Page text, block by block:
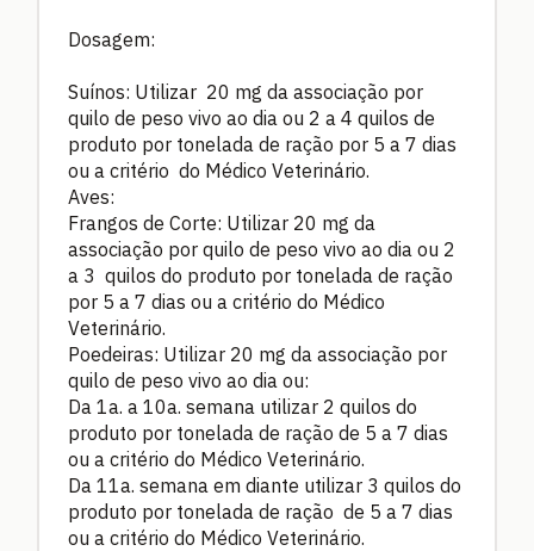
Dosagem:
Suínos: Utilizar 20 mg da associação por
quilo de peso vivo ao dia ou 2 a 4 quilos de
produto por tonelada de ração por 5 a 7 dias
ou a critério do Médico Veterinário.
Aves:
Frangos de Corte: Utilizar 20 mg da
associação por quilo de peso vivo ao dia ou 2
a 3 quilos do produto por tonelada de ração
por 5 a 7 dias ou a critério do Médico
Veterinário.
Poedeiras: Utilizar 20 mg da associação por
quilo de peso vivo ao dia ou:
Da 1a. a 10a. semana utilizar 2 quilos do
produto por tonelada de ração de 5 a 7 dias
ou a critério do Médico Veterinário.
Da 11a. semana em diante utilizar 3 quilos do
produto por tonelada de ração de 5 a 7 dias
ou a critério do Médico Veterinário.